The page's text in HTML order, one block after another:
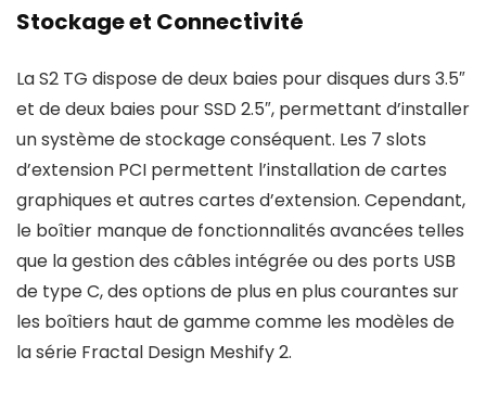
Stockage et Connectivité
La S2 TG dispose de deux baies pour disques durs 3.5″
et de deux baies pour SSD 2.5″, permettant d’installer
un système de stockage conséquent. Les 7 slots
d’extension PCI permettent l’installation de cartes
graphiques et autres cartes d’extension. Cependant,
le boîtier manque de fonctionnalités avancées telles
que la gestion des câbles intégrée ou des ports USB
de type C, des options de plus en plus courantes sur
les boîtiers haut de gamme comme les modèles de
la série Fractal Design Meshify 2.